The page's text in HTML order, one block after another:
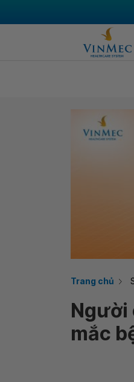
Trang chủ
Người
mắc